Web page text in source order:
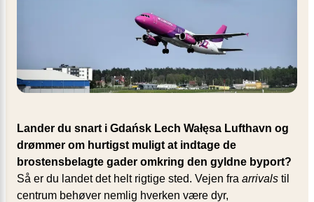
Lander du snart i Gdańsk Lech Wałęsa Lufthavn og
drømmer om hurtigst muligt at indtage de
brostensbelagte gader omkring den gyldne byport?
Så er du landet det helt rigtige sted. Vejen fra arrivals til
centrum behøver nemlig hverken være dyr,